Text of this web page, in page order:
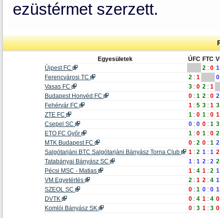
ezüstérmet szerzett.
Egyesületek ÚFC FTC
Újpest FC
2 : 0 1
Ferencvárosi TC
2 : 1
0
Vasas FC
3 : 0 2 : 1
Budapest Honvéd FC
0 : 1 2 : 0 2
Fehérvár FC
1 : 5 3 : 1 3
ZTE FC
1 : 0 1 : 0 1
Csepel SC
0 : 0 0 : 1 3
ETO FC Győr
1 : 0 1 : 0 2
MTK Budapest FC
0 : 2 0 : 1 2
Salgótarjáni BTC Salgótarjáni Bányász Torna Club
1 : 2 1 : 1 2
Tatabányai Bányász SC
1 : 1 2 : 2 2
Pécsi MSC - Matias
1 : 4 1 : 2 1
VM Egyetértés
2 : 1 2 : 4 1
SZEOL SC
0 : 1 0 : 0 1
DVTK
0 : 4 1 : 4 0
Komlói Bányász SK
0 : 3 1 : 3 0